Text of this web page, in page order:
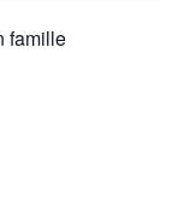
famille